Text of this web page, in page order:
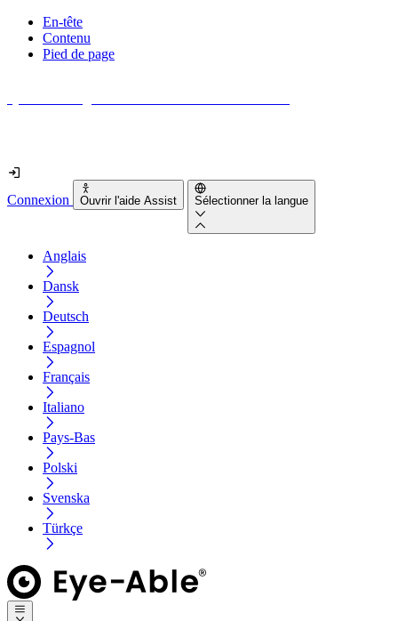
En-tête
Contenu
Pied de page
Connexion Ouvrir l'aide Assist Sélectionner la langue
Anglais
Dansk
Deutsch
Espagnol
Français
Italiano
Pays-Bas
Polski
Svenska
Türkçe